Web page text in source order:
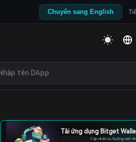
Chuyển sang English
Tải ứng dụng Bitget
Cập nhật xu hướng mới